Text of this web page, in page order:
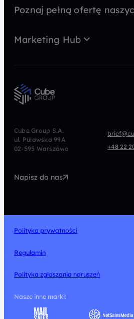
Case Study
Poznaj pełną ofertę
GEO
Direct Marketing
CRO
Programmatic
Design
Marketing Hub
Podcast
Cube Group S.A.
ul. Puławska 99A
02-595 Warszawa
+48 22
Napisz do nas
Nasze inne marki:
Polityka prywatności
Regulamin
Polityka zgłaszania naruszeń